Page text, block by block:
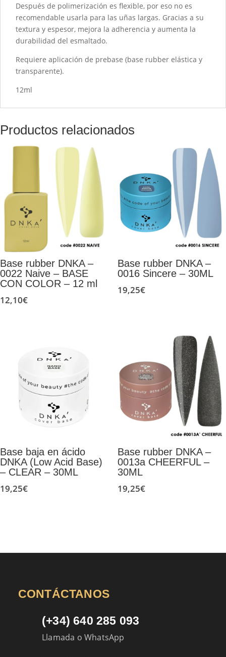
Después de polimerización es flexible, por eso no es
recomendable usarla para las uñas largas. Gracias a su
textura y espesor, mejora la adherencia y aumenta la
durabilidad del esmaltado.
Requiere aplicación de prebase (base rubber elástica y
transparente).
12ml
Productos relacionados
Base rubber DNKA –
0022 Naive – BASE
CON COLOR – 12 ml
12,10€
Base rubber DNKA –
0016 Sincere – 30ML
19,25€
Base baja en ácido
DNKA (Low Acid Base)
– CLEAR – 30ML
19,25€
Base rubber DNKA –
0013a CHEERFUL –
30ML
19,25€
CONTÁCTANOS
(+34) 640 285 093
Llamada o WhatsApp